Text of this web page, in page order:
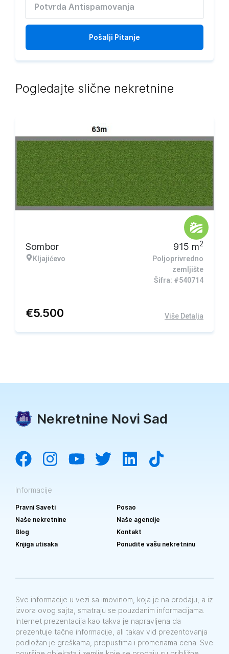
Pošalji Pitanje
Pogledajte slične nekretnine
Sombor
Kljajićevo
915 m2
Poljoprivredno
zemljište
Šifra: #540714
€5.500 Više Detalja
Nekretnine Novi Sad
Informacije
Pravni Saveti
Posao
Naše nekretnine
Naše agencije
Blog
Kontakt
Knjiga utisaka
Ponudite vašu nekretninu
Sve informacije u vezi sa imovinom, koja je na prodaju, a iz
izvora ovog sajta, smatraju se pouzdanim informacijama.
Internet prezentacija kao takva je napravljena da
prezentuje tačne informacije, ali takav vid prezentovanja
podložan je greškama, propustima i promenama cena. Sve